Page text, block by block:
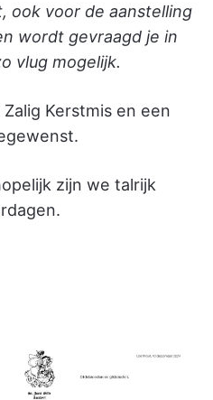
ook voor de aanstelling
wordt gevraagd je in
vlug mogelijk.
Kerstmis en een
zijn we talrijk